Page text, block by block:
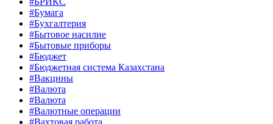
#Бумага
#Бухгалтерия
#Бытовое насилие
#Бытовые приборы
#Бюджет
#Бюджетная система Казахстана
#Вакцины
#Валюта
#Валюта
#Валютные операции